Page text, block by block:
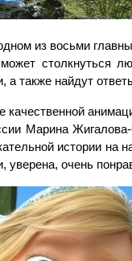
из восьми
столкнуться
а также найдут
Марина
истории на
уверена, очень